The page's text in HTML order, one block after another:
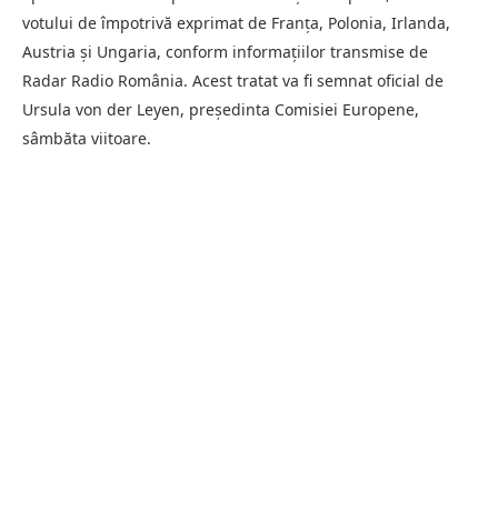
votului de împotrivă exprimat de Franța, Polonia, Irlanda,
Austria și Ungaria, conform informațiilor transmise de
Radar Radio România. Acest tratat va fi semnat oficial de
Ursula von der Leyen, președinta Comisiei Europene,
sâmbăta viitoare.